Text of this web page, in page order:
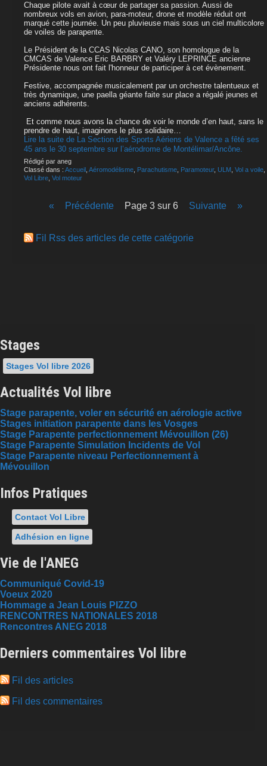
Chaque pilote avait à cœur de partager sa passion. Aussi de
nombreux vols en avion, para-moteur, drone et modèle réduit ont
marqué cette journée. Un peu pluvieuse mais sous un ciel multicolore
de voiles de parapente.
Le Président de la CCAS Nicolas CANO, son homologue de la
CMCAS de Valence Eric BARBRY et Valéry LEPRINCE ancienne
Présidente nous ont fait l'honneur de participer à cet évènement.
Festive, accompagnée musicalement par un orchestre talentueux et
très dynamique, une paella géante faite sur place a régalé jeunes et
anciens adhérents.
Et comme nous avons la chance de voir le monde d’en haut, sans le
prendre de haut, imaginons le plus solidaire…
Lire la suite de La Section des Sports Aériens de Valence a fêté ses
45 ans le 30 septembre sur l’aérodrome de Montélimar/Ancône.
Rédigé par aneg
Classé dans : Accueil Aéromodélisme Parachutisme Paramoteur, ULM Vol a voile
Vol Libre Vol moteur
« précédente page 3 sur 6 suivante »
Fil Rss des articles de cette catégorie
Stages
Stages Vol libre 2026
Actualités Vol libre
Stage parapente, voler en sécurité en aérologie active
Stages initiation parapente dans les Vosges
Stage Parapente perfectionnement Mévouillon (26)
Stage Parapente Simulation Incidents de Vol
Stage Parapente niveau Perfectionnement à
Mévouillon
Infos Pratiques
Contact Vol Libre
Adhésion en ligne
Vie de l'ANEG
Communiqué Covid-19
Voeux 2020
Hommage a Jean Louis PIZZO
RENCONTRES NATIONALES 2018
Rencontres ANEG 2018
Derniers commentaires Vol libre
Fil des articles
Fil des commentaires